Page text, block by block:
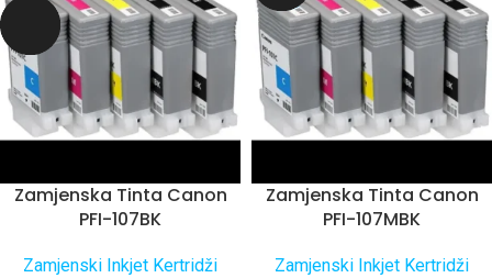
Zamjenska Tinta Canon
PFI-107BK
Zamjenski Inkjet Kertridži
Zamjenska Tinta Canon
PFI-107MBK
Zamjenski Inkjet Kertridži